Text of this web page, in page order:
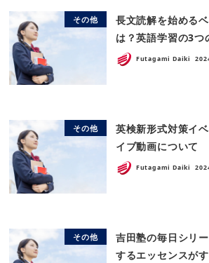
その他
長文読解を始める
は？英語学習の3
Futagami Daiki
その他
英検新形式対策イ
イブ動画について
Futagami Daiki
その他
吉田塾の毎日シリ
するエッセンスが